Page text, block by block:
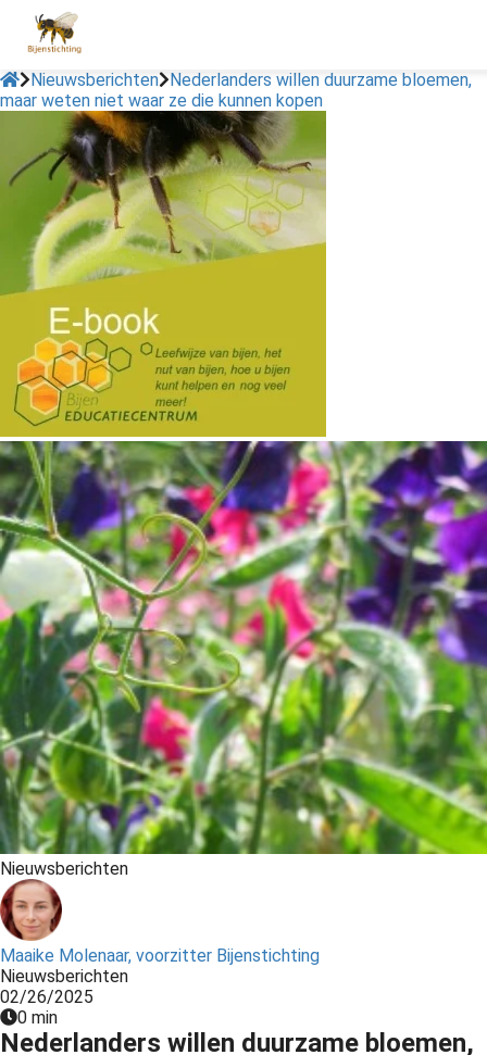
Nieuwsberichten
Nederlanders willen duurzame bloemen,
maar weten niet waar ze die kunnen kopen
Nieuwsberichten
Maaike Molenaar, voorzitter Bijenstichting
Nieuwsberichten
02/26/2025
0 min
Nederlanders willen duurzame bloemen,